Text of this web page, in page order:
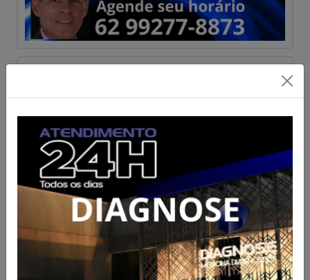
ampolas de remédios de
emagrecimento na BR-060
Acesse para mais informações
Publicado em 07/08/2026 às 15:56